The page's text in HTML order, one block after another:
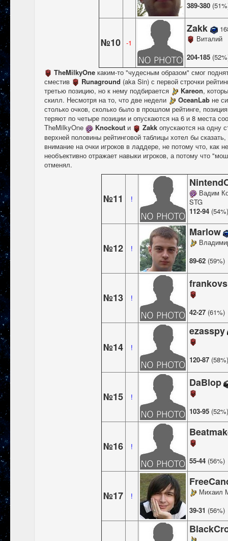
389-380
№10 -1
Zakk
Виталий
204-185
TheMilkyOne каким-то "чудесным образом" смог
сместив
Runaground (aka Sin) с первой строчки
третью позицию, но к нему подбирается
Kareon,
скилл. Несмотря на то, что две недели
OceanLab не
столько очков, сколько было в прошлом рейтинге,
теряют по четыре позиции и опускаются на 6 и 8 места
TheMilkyOne
Knockout и Zakk опускаются на одну
верхней половины рейтинговой таблицы хотел бы
внимание на очки игроков в ладдере, не потому что, как
необъективно отражает навыки игроков, а потому что
отменял.
№11 !
Вадим
STG
112-94
№12 !
Marlow
89-62 (59%)
№13 !
42-27 (61%)
№14 !
ezasspy
120-87
№15 !
DaBlop
103-95
№16 !
55-44 (56%)
№17 !
Михаил
39-31 (56%)